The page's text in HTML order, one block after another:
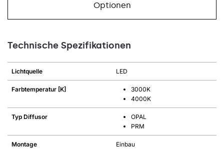
Optionen
Technische Spezifikationen
Lichtquelle LED
Farbtemperatur [K]
3000K
4000K
Typ Diffusor
OPAL
PRM
Montage Einbau